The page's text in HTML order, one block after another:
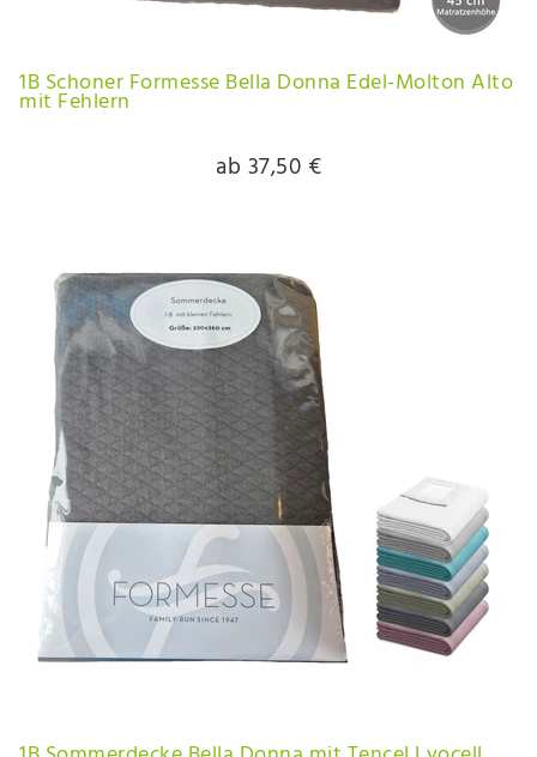
1B Schoner Formesse Bella Donna Edel-Molton Alto
mit Fehlern
ab 37,50 €